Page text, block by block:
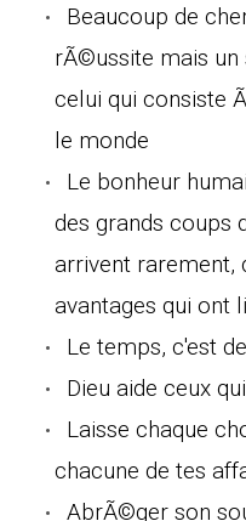
Beaucoup de
rÃ©ussite mais
celui qui consiste
le monde
Le bonheur
des grands coups
arrivent rarement,
avantages qui ont
Le temps, c'est
Dieu aide ceux
Laisse chaque
chacune de tes
AbrÃ©ger son